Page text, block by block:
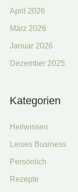
April 2026
März 2026
Januar 2026
Dezember 2025
Kategorien
Heilwissen
Leises Business
Persönlich
Rezepte